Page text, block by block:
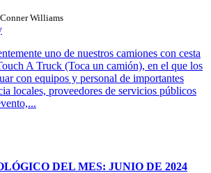
Williams
uno de nuestros camiones con cesta
A Truck (Toca un camión), en el que los
con equipos y personal de importantes
locales, proveedores de servicios públicos
DEL MES: JUNIO DE 2024